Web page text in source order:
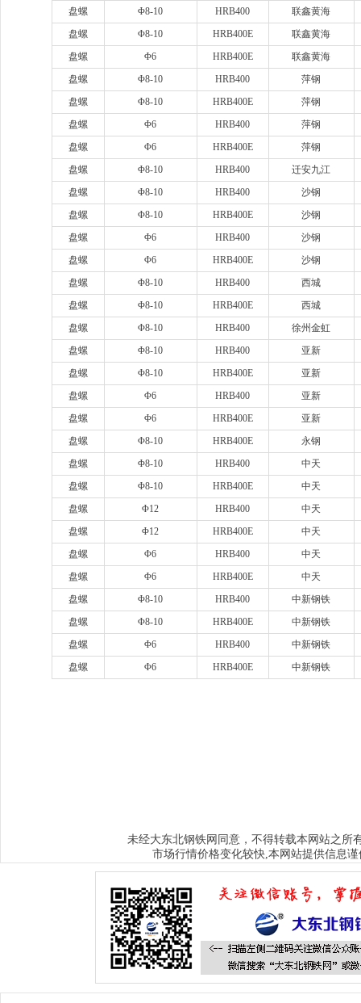
盘螺 Φ8-10 HRB400
联鑫黄海
盘螺
Φ8-10 HRB400E
联鑫黄海
盘螺
Φ6 HRB400E
联鑫黄海
盘螺
Φ8-10 HRB400
萍钢
盘螺
Φ8-10 HRB400E
萍钢
盘螺
Φ6 HRB400
萍钢
盘螺
Φ6 HRB400E
萍钢
盘螺
Φ8-10 HRB400
迁安九江
盘螺
Φ8-10 HRB400
沙钢
盘螺
Φ8-10 HRB400E
沙钢
盘螺
Φ6 HRB400
沙钢
盘螺
Φ6 HRB400E
沙钢
盘螺
Φ8-10 HRB400
西城
盘螺
Φ8-10 HRB400E
西城
盘螺
Φ8-10 HRB400
徐州金虹
盘螺
Φ8-10 HRB400
亚新
盘螺
Φ8-10 HRB400E
亚新
盘螺
Φ6 HRB400
亚新
盘螺
Φ6 HRB400E
亚新
盘螺
Φ8-10 HRB400E
永钢
盘螺
Φ8-10 HRB400
中天
盘螺
Φ8-10 HRB400E
中天
盘螺
Φ12 HRB400
中天
盘螺
Φ12 HRB400E
中天
盘螺
Φ6 HRB400
中天
盘螺
Φ6 HRB400E
中天
盘螺
Φ8-10 HRB400
中新钢铁
盘螺
Φ8-10 HRB400E
中新钢铁
盘螺
Φ6 HRB400
中新钢铁
盘螺
Φ6 HRB400E 中新钢铁
未经大东北钢铁网 同意，不得转载本网站之所
市场行情价格变化较快,本网站提供信息